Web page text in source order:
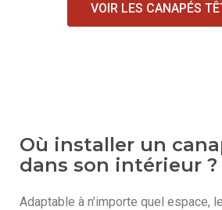
VOIR LES CANAPÉS
Où installer un
dans son intérieur ?
Adaptable à n'importe quel espace, le